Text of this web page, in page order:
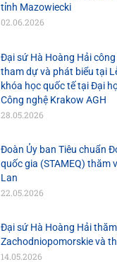
tỉnh Mazowiecki
02.06.2026
Đại sứ Hà Hoàng Hải
tham dự và phát biểu tại
khóa học quốc tế tại Đại
Công nghệ Krakow AGH
28.05.2026
Đoàn Ủy ban Tiêu chuẩn
quốc gia (STAMEQ) thăm
Lan
22.05.2026
Đại sứ Hà Hoàng Hải
Zachodniopomorskie và
14.05.2026